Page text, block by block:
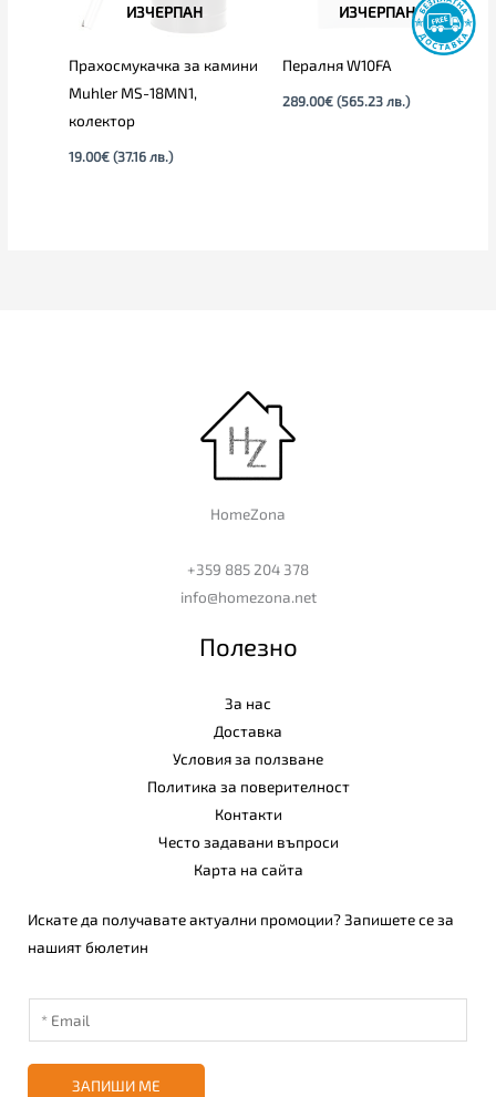
ИЗЧЕРПАН
Прахосмукачка за камини
Muhler MS-18MN1,
колектор
19.00€ (37.16 лв.)
ИЗЧЕРПАН
Пералня W10FA
289.00€ (565.23 лв.)
HomeZona
+359 885 204 378
info@homezona.net
Полезно
За нас
Доставка
Условия за ползване
Политика за поверителност
Контакти
Често задавани въпроси
Карта на сайта
Искате да получавате актуални промоции? Запишете се за
нашият бюлетин
ЗАПИШИ МЕ